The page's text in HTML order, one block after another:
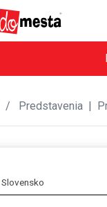
Predstavenia |
Slovensko